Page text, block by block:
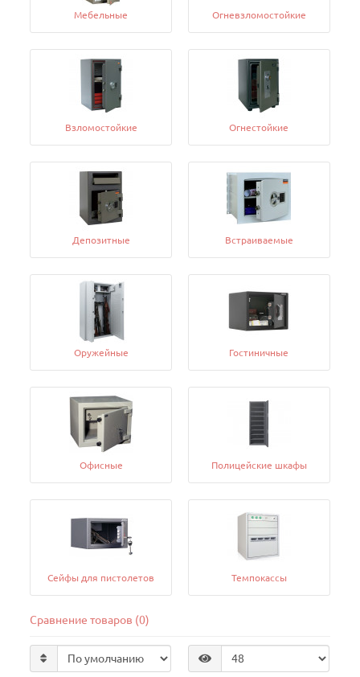
Мебельные Огневзломостойкие
Взломостойкие Огнестойкие
Депозитные Встраиваемые
Оружейные Гостиничные
Офисные Полицейские шкафы
Сейфы для пистолетов Темпокассы
Сравнение товаров (0)